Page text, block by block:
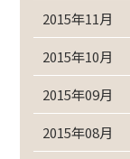
2015年11月
2015年10月
2015年09月
2015年08月